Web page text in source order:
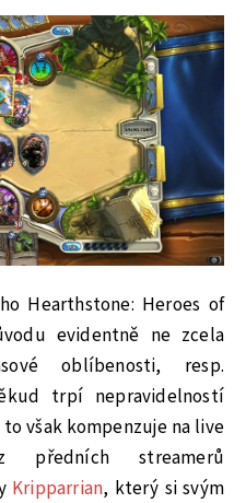
Hearthstone: Heroes of
evidentně ne zcela
oblíbenosti, resp.
trpí nepravidelností
však kompenzuje na live
předních streamerů
Kripparrian, který si svým